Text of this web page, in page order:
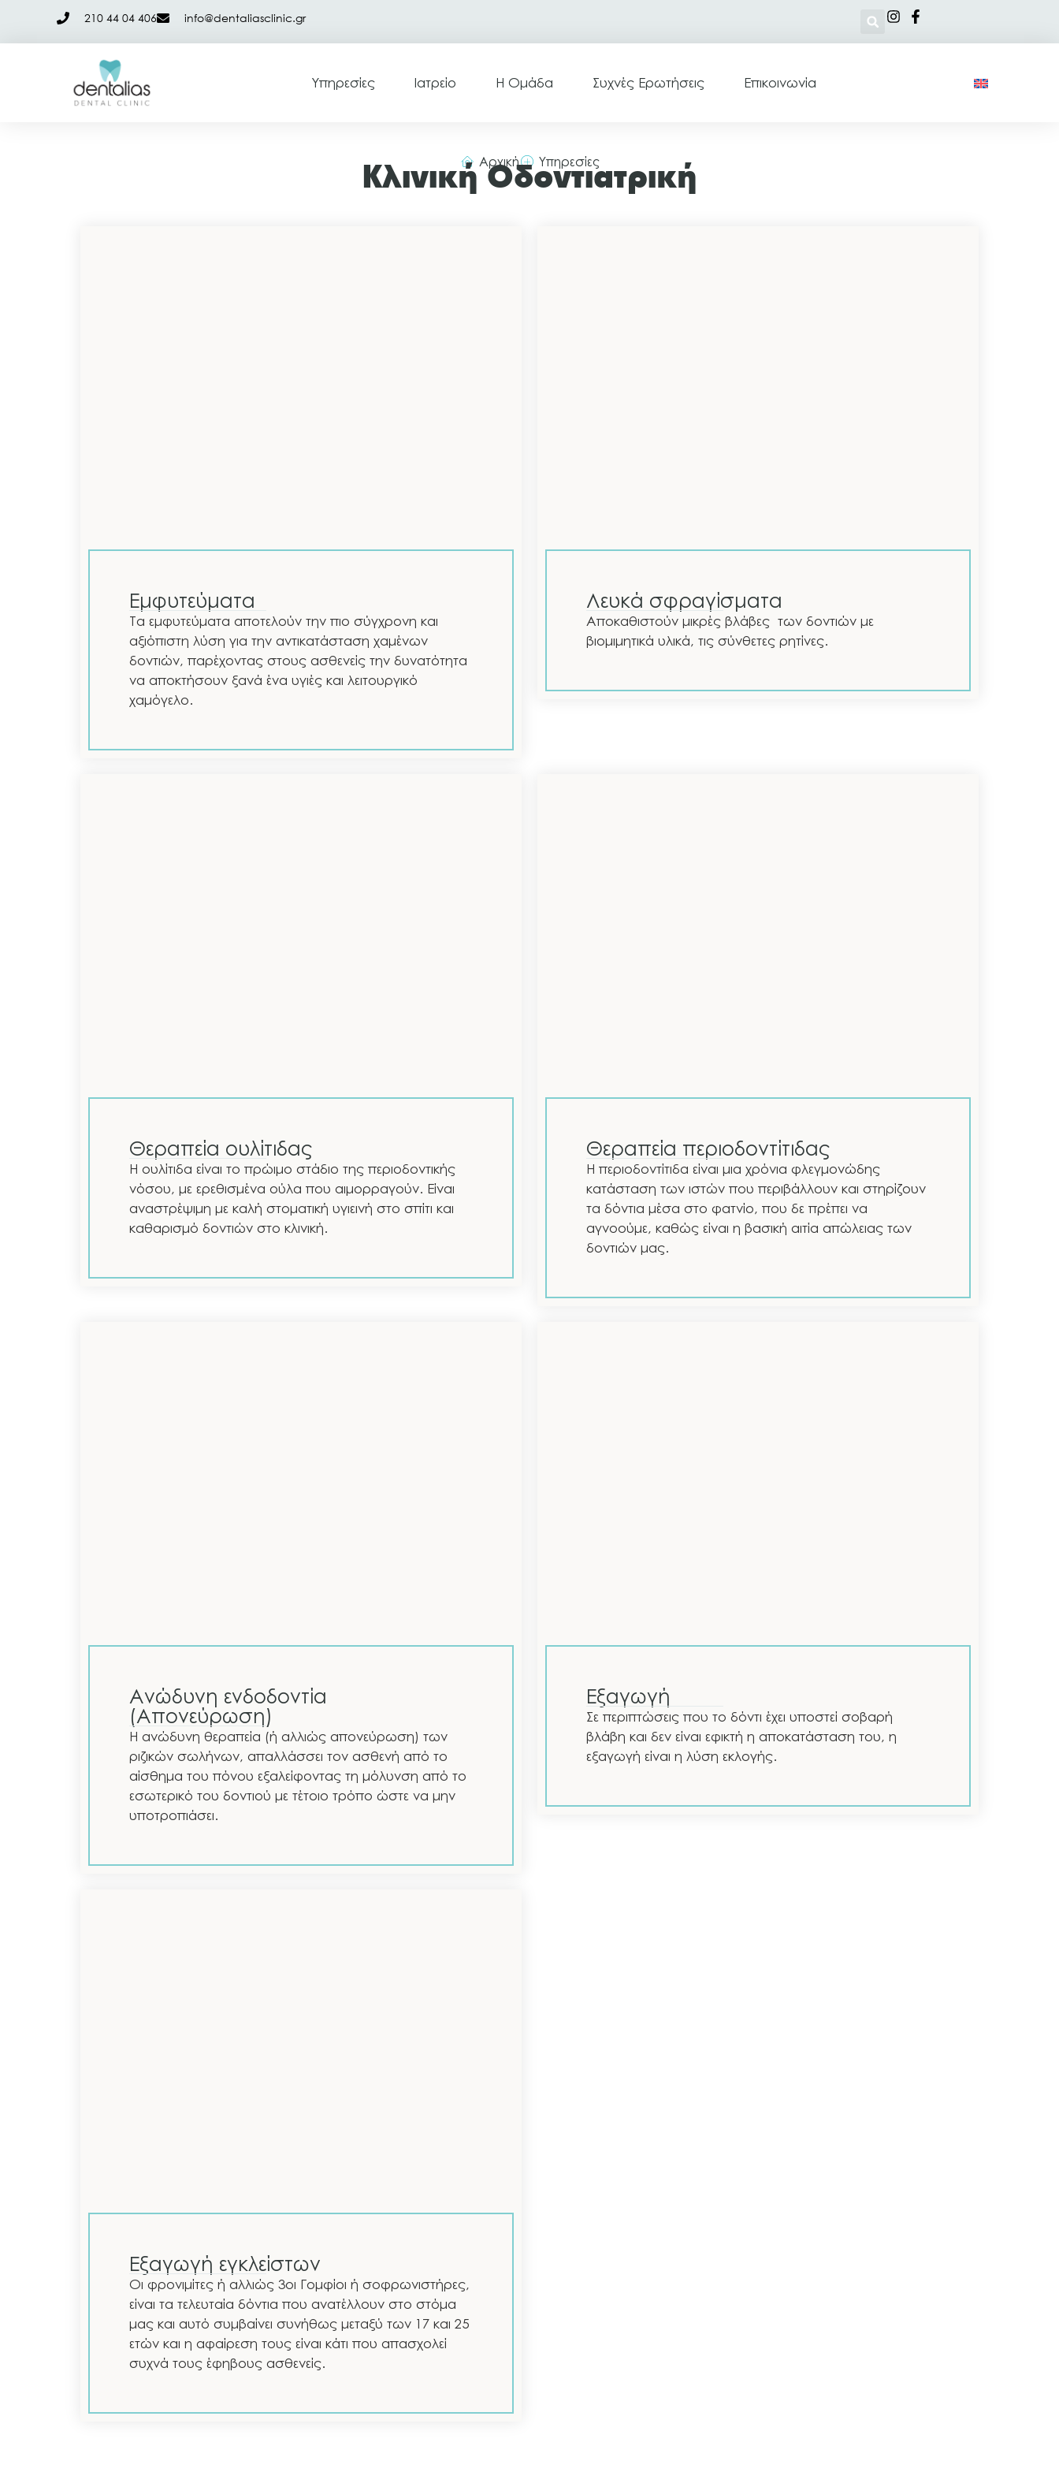
210 44 04 406 info@dentaliasclinic.gr
Υπηρεσίες Ιατρείο Η Ομάδα Συχνές Ερωτήσεις Επικοινωνία
Αρχική Υπηρεσίες
Κλινική Οδοντιατρική
Εμφυτεύματα
Τα εμφυτεύματα αποτελούν την πιο σύγχρονη και
αξιόπιστη λύση για την αντικατάσταση χαμένων
δοντιών, παρέχοντας στους ασθενείς την δυνατότητα
να αποκτήσουν ξανά ένα υγιές και λειτουργικό
χαμόγελο.
Λευκά σφραγίσματα
Αποκαθιστούν μικρές βλάβες των δοντιών με
βιομιμητικά υλικά, τις σύνθετες ρητίνες.
Θεραπεία ουλίτιδας
Η ουλίτιδα είναι το πρώιμο στάδιο της περιοδοντικής
νόσου, με ερεθισμένα ούλα που αιμορραγούν. Είναι
αναστρέψιμη με καλή στοματική υγιεινή στο σπίτι και
καθαρισμό δοντιών στο κλινική.
Θεραπεία περιοδοντίτιδας
Η περιοδοντίτιδα είναι μια χρόνια φλεγμονώδης
κατάσταση των ιστών που περιβάλλουν και στηρίζουν
τα δόντια μέσα στο φατνίο, που δε πρέπει να
αγνοούμε, καθώς είναι η βασική αιτία απώλειας των
δοντιών μας.
Ανώδυνη ενδοδοντία
(Απονεύρωση)
Η ανώδυνη θεραπεία (ή αλλιώς απονεύρωση) των
ριζικών σωλήνων, απαλλάσσει τον ασθενή από το
αίσθημα του πόνου εξαλείφοντας τη μόλυνση από το
εσωτερικό του δοντιού με τέτοιο τρόπο ώστε να μην
υποτροπιάσει.
Εξαγωγή
Σε περιπτώσεις που το δόντι έχει υποστεί σοβαρή
βλάβη και δεν είναι εφικτή η αποκατάσταση του, η
εξαγωγή είναι η λύση εκλογής.
Εξαγωγή εγκλείστων
Οι φρονιμίτες ή αλλιώς 3οι Γομφίοι ή σοφρωνιστήρες,
είναι τα τελευταία δόντια που ανατέλλουν στο στόμα
μας και αυτό συμβαίνει συνήθως μεταξύ των 17 και 25
ετών και η αφαίρεση τους είναι κάτι που απασχολεί
συχνά τους έφηβους ασθενείς.